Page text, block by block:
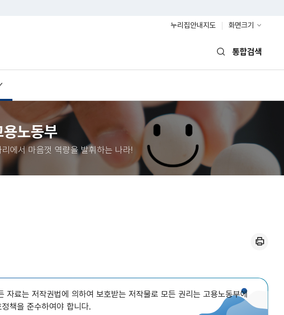
누리집안내지도
화면크기
통합검색
용노동부
에서 마음껏 역량을 발휘하는 나라!
자료는 저작권법에 의하여 보호받는 저작물로 모든 권리는 고용노동부에
책을 준수하여야 합니다.